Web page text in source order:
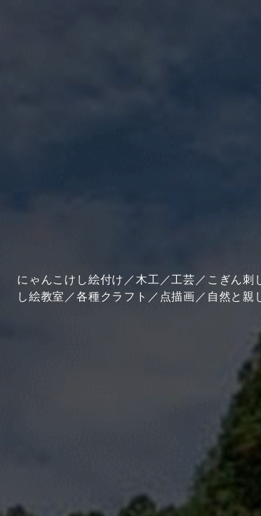
にゃんこけし絵付け／木工／工芸／こぎん
し絵教室／各種クラフト／点描画／自然と親